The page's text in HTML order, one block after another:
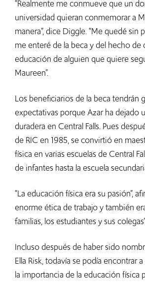
“Realmente me conmueve que un
universidad quieran conmemorar a
manera”, dice Diggle. “Me quedé sin
me enteré de la beca y del hecho de
educación de alguien que quiere
Maureen”.
Los beneficiarios de la beca tendrán
expectativas porque Azar ha dejado
duradera en Central Falls. Pues
de RIC en 1985, se convirtió en
física en varias escuelas de Central
de infantes hasta la escuela
“La educación física era su pasión”,
enorme ética de trabajo y también
familias, los estudiantes y sus
Incluso después de haber sido
Ella Risk, todavía se podía encontrar
la importancia de la educación física